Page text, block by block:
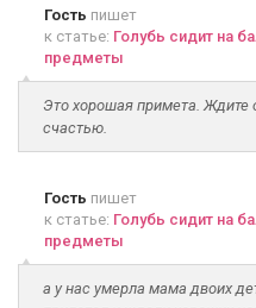
Гость пишет
к статье: Голубь сидит на
предметы
Это хорошая примета. Ждите
счастью.
Гость пишет
к статье: Голубь сидит на
предметы
а у нас умерла мама двоих